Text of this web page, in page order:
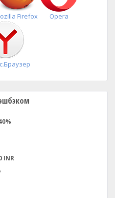
Firefox Opera
INR